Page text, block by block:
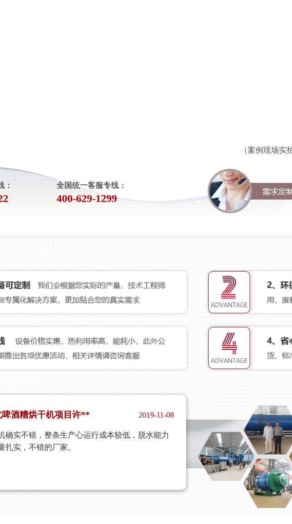
（案例现场实
： 全国统一客服专线：
400-629-1299
业素质。
都有很好的表现，功耗低，烘干成本在预期以
信任。
啤酒糟烘干机项目许** 2019-11-08
确实不错，整条生产心运行成本较低，脱水能力
扎实，不错的厂家。